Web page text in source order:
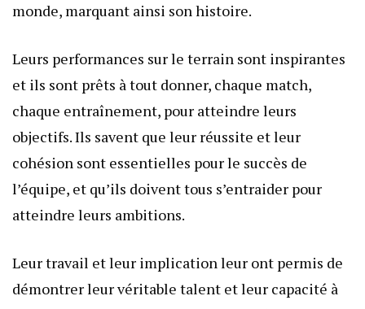
monde, marquant ainsi son histoire.
Leurs performances sur le terrain sont inspirantes
et ils sont prêts à tout donner, chaque match,
chaque entraînement, pour atteindre leurs
objectifs. Ils savent que leur réussite et leur
cohésion sont essentielles pour le succès de
l’équipe, et qu’ils doivent tous s’entraider pour
atteindre leurs ambitions.
Leur travail et leur implication leur ont permis de
démontrer leur véritable talent et leur capacité à